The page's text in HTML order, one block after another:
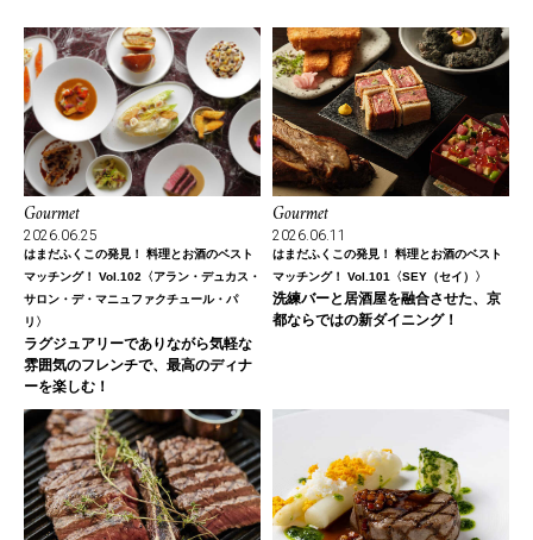
Gourmet
2026.06.25
はまだふくこの発見！ 料理とお酒のベスト
マッチング！ Vol.102〈アラン・デュカス・
サロン・デ・マニュファクチュール・パ
リ〉
ラグジュアリーでありながら気軽な
雰囲気のフレンチで、最高のディナ
ーを楽しむ！
Gourmet
2026.06.11
はまだふくこの発見！ 料理とお酒のベスト
マッチング！ Vol.101〈SEY（セイ）〉
洗練バーと居酒屋を融合させた、京
都ならではの新ダイニング！